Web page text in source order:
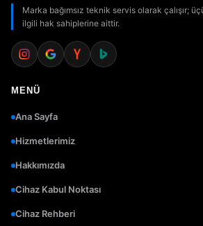
Marka bağımsız teknik servis olarak çalışır;
ilgili hak sahiplerine aittir.
MENÜ
Ana Sayfa
Hizmetlerimiz
Hakkımızda
Cihaz Kabul Noktası
Cihaz Rehberi